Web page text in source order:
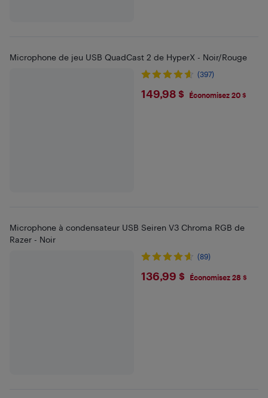
Microphone de jeu USB QuadCast 2 de HyperX - Noir/Rouge
(397)
$149.98
149,98 $ Économisez 20 $
Microphone à condensateur USB Seiren V3 Chroma RGB de
Razer - Noir
(89)
$136.99
136,99 $ Économisez 28 $